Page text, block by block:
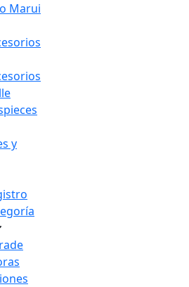
Marui
y